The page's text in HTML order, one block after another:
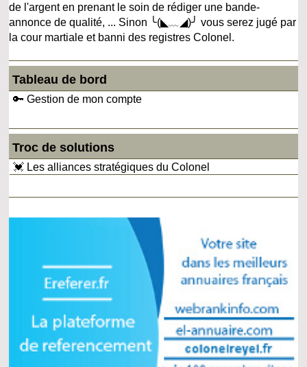
de l'argent en prenant le soin de rédiger une bande-
annonce de qualité, ... Sinon ╰(◣﹏◢)╯ vous serez jugé par
la cour martiale et banni des registres Colonel.
Tableau de bord
🔑 Gestion de mon compte
Troc de solutions
💓 Les alliances stratégiques du Colonel